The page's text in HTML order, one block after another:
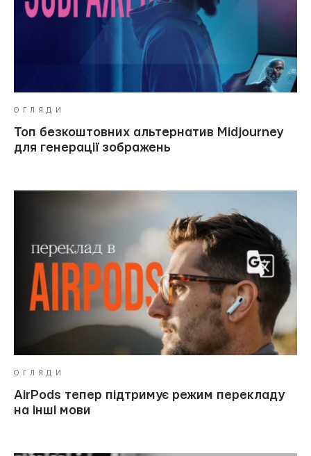
ОГЛЯДИ
Топ безкоштовних альтернатив Midjourney
для генерації зображень
ОГЛЯДИ
AirPods тепер підтримує режим перекладу
на інші мови